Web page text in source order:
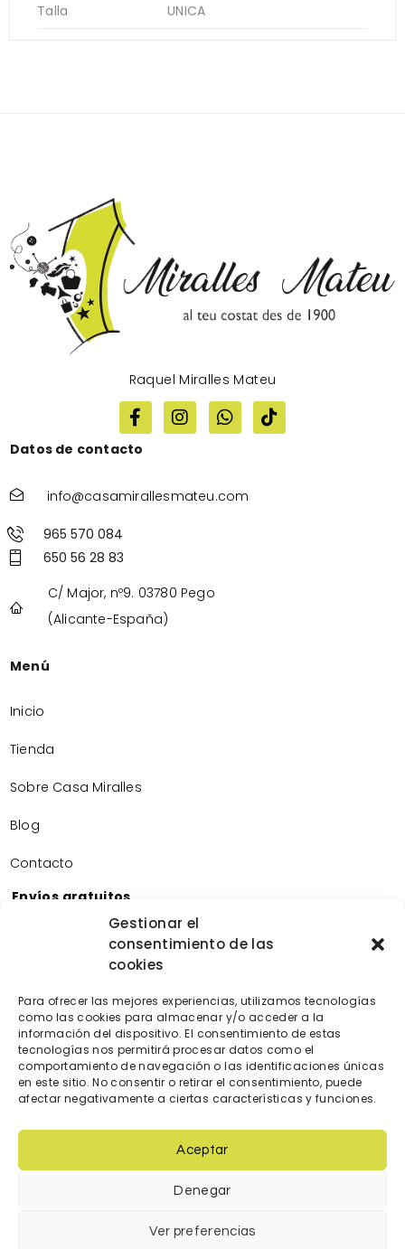
Gestionar el
consentimiento de las
cookies
Para ofrecer las mejores experiencias, utilizamos tecnologías
como las cookies para almacenar y/o acceder a la
información del dispositivo. El consentimiento de estas
tecnologías nos permitirá procesar datos como el
comportamiento de navegación o las identificaciones únicas
en este sitio. No consentir o retirar el consentimiento, puede
afectar negativamente a ciertas características y funciones.
Aceptar
Denegar
Ver preferencias
Talla
UNICA
Raquel Miralles Mateu
Datos de contacto
info@casamirallesmateu.com
965 570 084
650 56 28 83
C/ Major, nº9. 03780 Pego
(Alicante-España)
Menú
Inicio
Tienda
Sobre Casa Miralles
Blog
Contacto
Envíos gratuitos
Envíos gratuitos por la compra de más de 60€.
Devoluciones gratuitas
Devoluciones gratuitas en nuestra tienda física.
Pago seguro
Tarjeta de crédito/débito.
Transferencia bancaria.
Bizum.
© 2023 Diseñada y creada porlocatec.es